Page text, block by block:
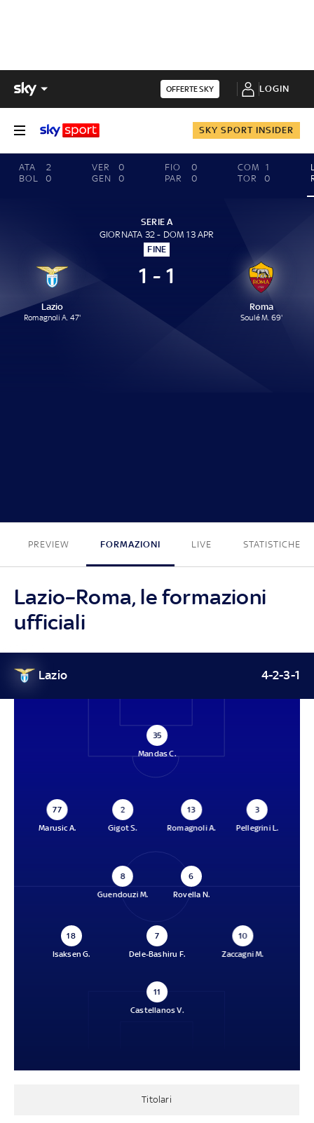
OFFERTE SKY LOGIN
SKY SPORT INSIDER
ATA
2
BOL
0
VER
0
GEN
0
FIO
0
PAR
0
COM
1
TOR
0
SERIE A
GIORNATA 32 - DOM 13 APR
FINE
Lazio
Romagnoli A. 47'
1 - 1
Roma
Soulé M. 69'
PREVIEW FORMAZIONI LIVE STATISTICHE
Lazio–Roma, le formazioni
ufficiali
Lazio 4-2-3-1
35
Mandas C.
77
Marusic A.
2
Gigot S.
13
Romagnoli A.
3
Pellegrini L.
8
Guendouzi M.
6
Rovella N.
18
Isaksen G.
7
Dele-Bashiru F.
10
Zaccagni M.
11
Castellanos V.
Titolari